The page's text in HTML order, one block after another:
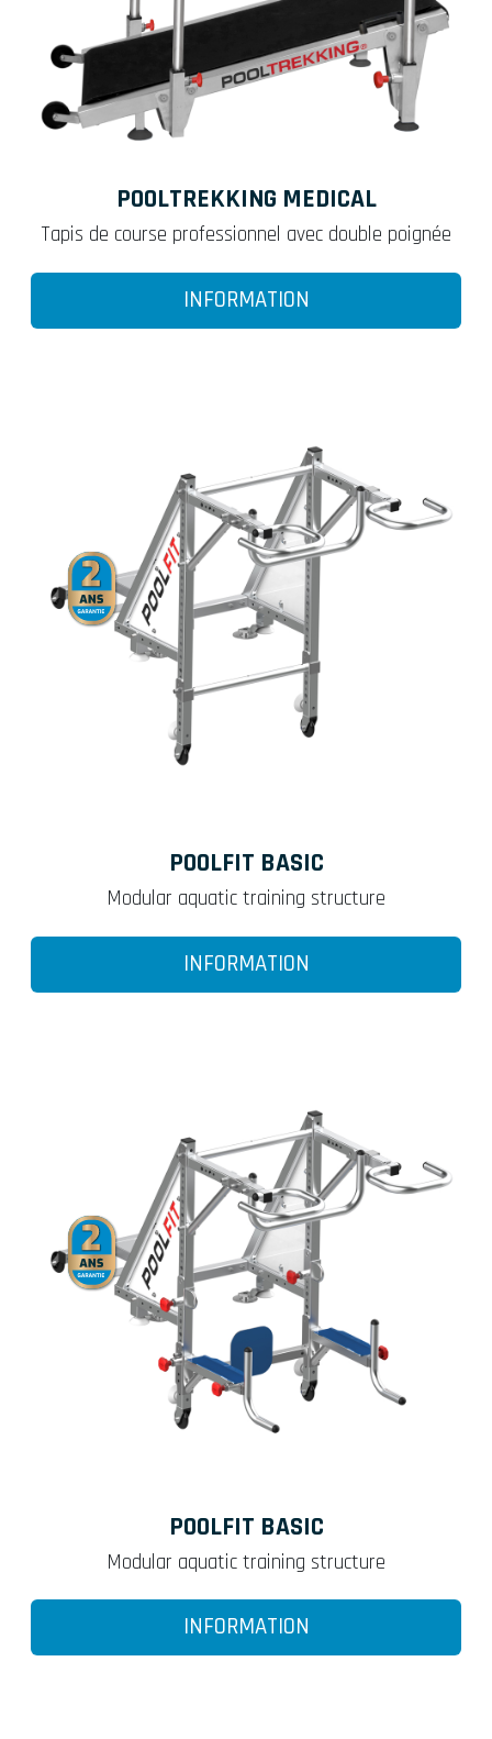
POOLTREKKING MEDICAL
Tapis de course professionnel avec double poignée
INFORMATION
POOLFIT BASIC
Modular aquatic training structure
INFORMATION
POOLFIT BASIC
Modular aquatic training structure
INFORMATION